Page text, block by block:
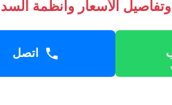
الأسعار وأنظمة
اتصل